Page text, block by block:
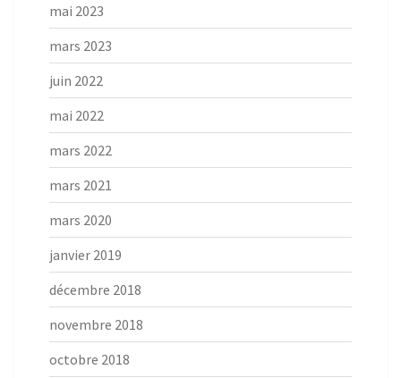
mai 2023
mars 2023
juin 2022
mai 2022
mars 2022
mars 2021
mars 2020
janvier 2019
décembre 2018
novembre 2018
octobre 2018